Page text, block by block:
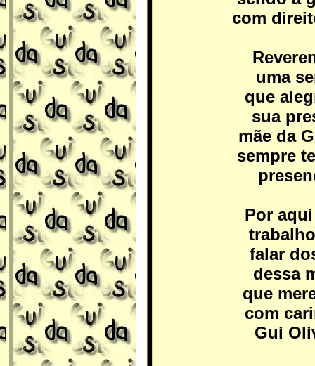
com
uma
que
sua
mãe da
sempre
Por
falar
dessa
que
com
Gui